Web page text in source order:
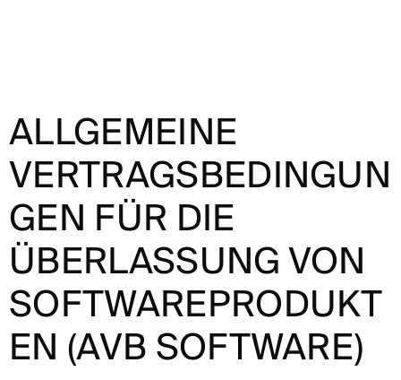
ALLGEMEINE
VERTRAGSBEDINGUN
GEN FÜR DIE
ÜBERLASSUNG VON
SOFTWAREPRODUKT
EN (AVB SOFTWARE)